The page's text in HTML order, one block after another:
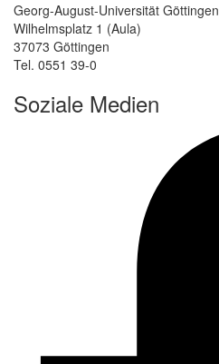
Georg-August-Universität Göttingen
Wilhelmsplatz 1 (Aula)
37073 Göttingen
Tel. 0551 39-0
Soziale Medien